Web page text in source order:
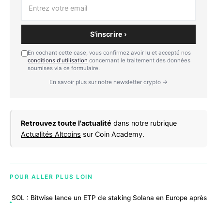
S'inscrire ›
En cochant cette case, vous confirmez avoir lu et accepté nos
conditions d'utilisation concernant le traitement des données
soumises via ce formulaire.
En savoir plus sur notre newsletter crypto →
Retrouvez toute l'actualité dans notre rubrique
Actualités Altcoins sur Coin Academy.
POUR ALLER PLUS LOIN
SOL : Bitwise lance un ETP de staking Solana en Europe après